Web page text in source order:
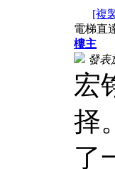
[複
電梯直
樓主
發表
宏
择
了